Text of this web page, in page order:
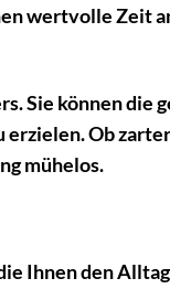
wertvolle Zeit
Sie können die
Ob
mühelos.
Ihnen den